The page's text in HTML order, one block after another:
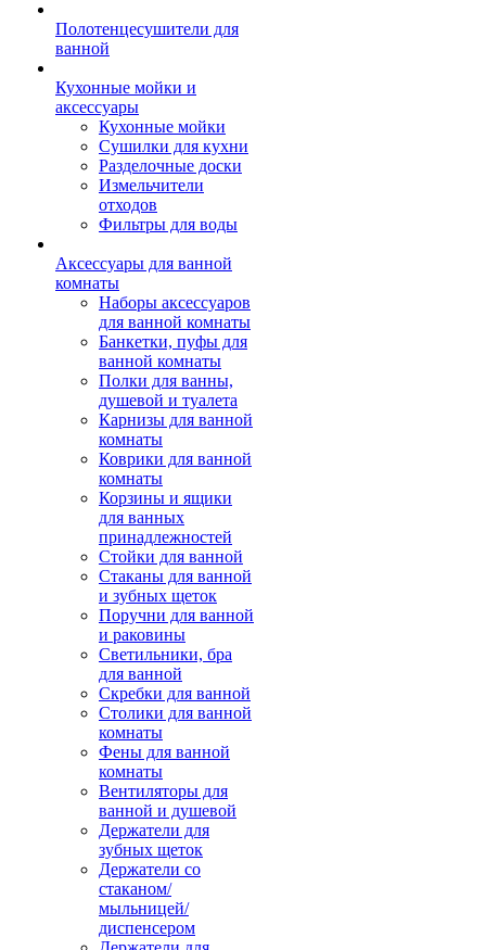
Полотенцесушители для
ванной
Кухонные мойки и
аксессуары
Кухонные мойки
Сушилки для кухни
Разделочные доски
Измельчители
отходов
Фильтры для воды
Аксессуары для ванной
комнаты
Наборы аксессуаров
для ванной комнаты
Банкетки, пуфы для
ванной комнаты
Полки для ванны,
душевой и туалета
Карнизы для ванной
комнаты
Коврики для ванной
комнаты
Корзины и ящики
для ванных
принадлежностей
Стойки для ванной
Стаканы для ванной
и зубных щеток
Поручни для ванной
и раковины
Светильники, бра
для ванной
Скребки для ванной
Столики для ванной
комнаты
Фены для ванной
комнаты
Вентиляторы для
ванной и душевой
Держатели для
зубных щеток
Держатели со
стаканом/
мыльницей/
диспенсером